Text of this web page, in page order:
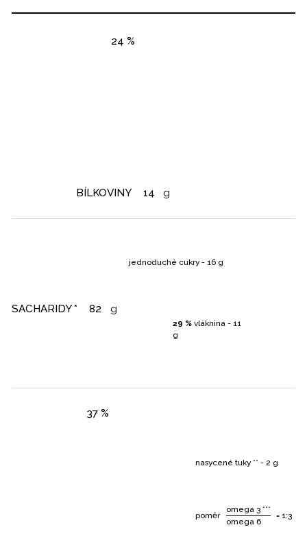
24 %
BÍLKOVINY 14 g
SACHARIDY * 82 g
jednoduché cukry - 16 g
29 % vláknina - 11
g
37 %
nasycené tuky ** - 2 g
poměr
omega 3 ***
omega 6
= 1:3